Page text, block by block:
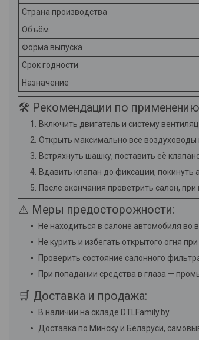
Страна производства
Объём
Форма выпуска
Срок годности
Назначение
🛠 Рекомендации по
Включить двигатель и систему
Открыть максимально все воздуховоды
Встряхнуть шашку, поставить её
Вдавить клапан до фиксации, покинуть
После окончания проветрить салон,
⚠ Меры предосторожности:
Не находиться в салоне автомобиля во
Не курить и избегать открытого огня
Проверить состояние салонного
При попадании средства в глаза —
🛒 Доставка и продажа:
В наличии на складе DTLFamily.by
Доставка по Минску и Беларуси,